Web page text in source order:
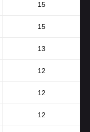
15
15
13
12
12
12